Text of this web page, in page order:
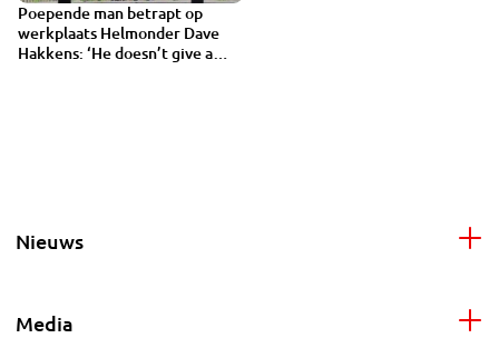
Poepende man betrapt op
werkplaats Helmonder Dave
Hakkens: ‘He doesn’t give a
Nieuws
Media